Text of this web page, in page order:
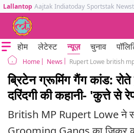
Lallantop Aajtak Indiatoday Sportstak
होम लेटेस्ट न्यूज़ चुनाव
Home News
ब्रिटेन ग्रूमिंग गैंग कांड:
दरिंदगी की कहानी- 'कुत्ते से
British MP Rupert Lowe ने